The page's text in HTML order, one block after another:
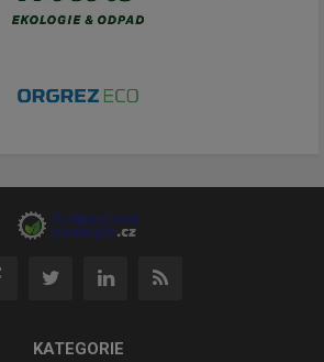
KATEGORIE